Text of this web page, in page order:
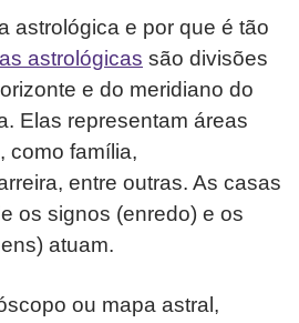
astrológica e por que é tão
astrológicas são divisões
e do meridiano do
Elas representam áreas
como família,
entre outras. As casas
os signos (enredo) e os
atuam.
ou mapa astral,